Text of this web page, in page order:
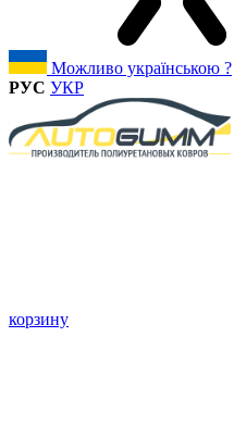
Можливо українською ?
РУС УКР
корзину